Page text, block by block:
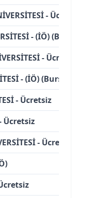
- Ücretsiz
- (İÖ) (Burslu)
- Ücretsiz
- (İÖ) (Burslu)
- Ücretsiz
Ücretsiz
- Ücretsiz